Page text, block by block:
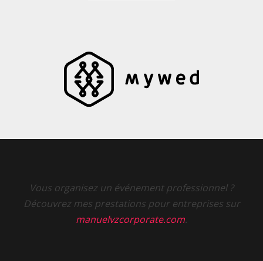
Vous organisez un événement professionnel ?
Découvrez mes prestations pour entreprises sur
manuelvzcorporate.com.